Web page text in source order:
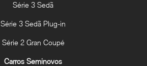
Série 3 Sedã
Série 3 Sedã Plug-in
Série 2 Gran Coupé
Carros Seminovos